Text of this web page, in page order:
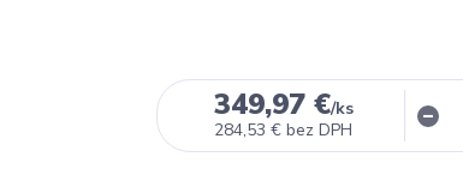
349,97 €/ks
284,53 € bez DPH